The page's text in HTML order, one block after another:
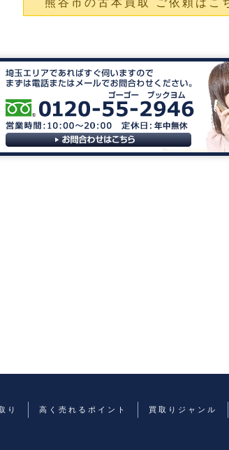
熊谷市の古本買取 ご依頼はこ
り 高く売れるポイント 買取りジャンル